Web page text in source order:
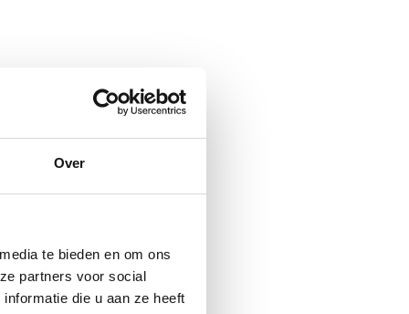
Over
te bieden en om ons
partners voor social
die u aan ze heeft